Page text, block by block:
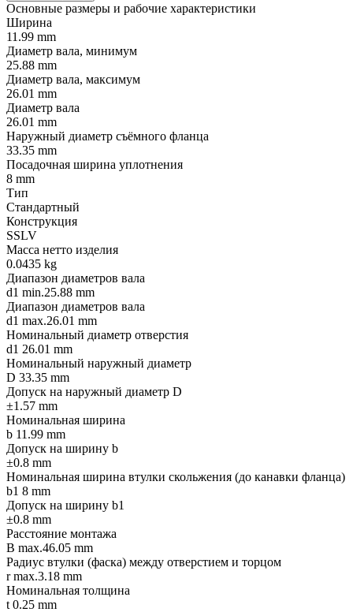
Основные размеры и рабочие характеристики
Ширина
11.99 mm
Диаметр вала, минимум
25.88 mm
Диаметр вала, максимум
26.01 mm
Диаметр вала
26.01 mm
Наружный диаметр съёмного фланца
33.35 mm
Посадочная ширина уплотнения
8 mm
Тип
Стандартный
Конструкция
SSLV
Масса нетто изделия
0.0435 kg
Диапазон диаметров вала
d1 min.25.88 mm
Диапазон диаметров вала
d1 max.26.01 mm
Номинальный диаметр отверстия
d1 26.01 mm
Номинальный наружный диаметр
D 33.35 mm
Допуск на наружный диаметр D
±1.57 mm
Номинальная ширина
b 11.99 mm
Допуск на ширину b
±0.8 mm
Номинальная ширина втулки скольжения (до канавки фланца)
b1 8 mm
Допуск на ширину b1
±0.8 mm
Расстояние монтажа
B max.46.05 mm
Радиус втулки (фаска) между отверстием и торцом
r max.3.18 mm
Номинальная толщина
t 0.25 mm